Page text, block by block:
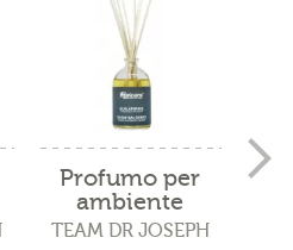
Profumo per
ambiente
"Sogni...
TEAM DR JOSEPH